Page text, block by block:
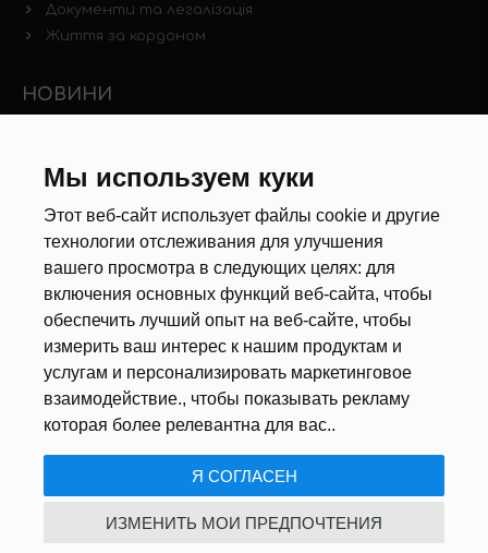
Мы используем куки
Этот веб-сайт использует файлы cookie и другие
технологии отслеживания для улучшения
вашего просмотра в следующих целях: для
включения основных функций веб-сайта, чтобы
обеспечить лучший опыт на веб-сайте, чтобы
измерить ваш интерес к нашим продуктам и
услугам и персонализировать маркетинговое
взаимодействие., чтобы показывать рекламу
которая более релевантна для вас..
Я СОГЛАСЕН
ИЗМЕНИТЬ МОИ ПРЕДПОЧТЕНИЯ
Документи та легалізація
Життя за кордоном
НОВИНИ
Інші новини
Анкета
Калькулятор дат
Документи
ПОЛІТИКА КОНФІДЕНЦІЙНОСТІ/НАЛАШТУВАННЯ ФАЙЛІВ
COOKIE